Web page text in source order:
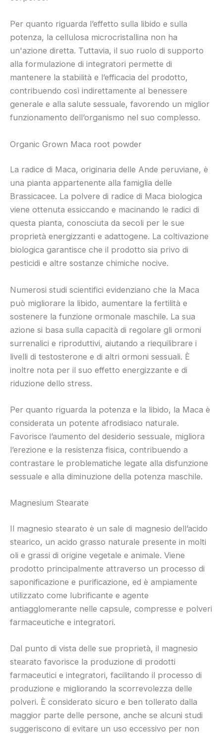
Per quanto riguarda l’effetto sulla libido e sulla
potenza, la cellulosa microcristallina non ha
un'azione diretta. Tuttavia, il suo ruolo di supporto
alla formulazione di integratori permette di
mantenere la stabilità e l’efficacia del prodotto,
contribuendo così indirettamente al benessere
generale e alla salute sessuale, favorendo un miglior
funzionamento dell’organismo nel suo complesso.
Organic Grown Maca root powder
La radice di Maca, originaria delle Ande peruviane, è
una pianta appartenente alla famiglia delle
Brassicacee. La polvere di radice di Maca biologica
viene ottenuta essiccando e macinando le radici di
questa pianta, conosciuta da secoli per le sue
proprietà energizzanti e adattogene. La coltivazione
biologica garantisce che il prodotto sia privo di
pesticidi e altre sostanze chimiche nocive.
Numerosi studi scientifici evidenziano che la Maca
può migliorare la libido, aumentare la fertilità e
sostenere la funzione ormonale maschile. La sua
azione si basa sulla capacità di regolare gli ormoni
surrenalici e riproduttivi, aiutando a riequilibrare i
livelli di testosterone e di altri ormoni sessuali. È
inoltre nota per il suo effetto energizzante e di
riduzione dello stress.
Per quanto riguarda la potenza e la libido, la Maca è
considerata un potente afrodisiaco naturale.
Favorisce l’aumento del desiderio sessuale, migliora
l’erezione e la resistenza fisica, contribuendo a
contrastare le problematiche legate alla disfunzione
sessuale e alla diminuzione della potenza maschile.
Magnesium Stearate
Il magnesio stearato è un sale di magnesio dell’acido
stearico, un acido grasso naturale presente in molti
oli e grassi di origine vegetale e animale. Viene
prodotto principalmente attraverso un processo di
saponificazione e purificazione, ed è ampiamente
utilizzato come lubrificante e agente
antiagglomerante nelle capsule, compresse e polveri
farmaceutiche e integratori.
Dal punto di vista delle sue proprietà, il magnesio
stearato favorisce la produzione di prodotti
farmaceutici e integratori, facilitando il processo di
produzione e migliorando la scorrevolezza delle
polveri. È considerato sicuro e ben tollerato dalla
maggior parte delle persone, anche se alcuni studi
suggeriscono di evitare un uso eccessivo per non